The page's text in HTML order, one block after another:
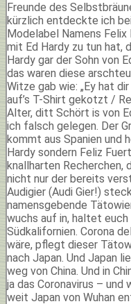
Freunde des
kürzlich entdeckte ich
Modelabel Namens Felix
mit Ed Hardy zu tun hat,
Hardy gar der Sohn von
das waren diese
Witze gab wie: „Ey hat
auf’s T-Shirt gekotzt /
Alter, ditt Schört is von
ich falsch gelegen. Der
kommt aus Spanien und
Hardy sondern Feliz
knallharten Recherchen,
nicht nur der bereits
Audigier (Audi Gier!)
namensgebende
wuchs auf in, haltet
Südkalifornien. Corona
wäre, pflegt dieser
nach Japan. Und Japan
weg von China. Und in
ja das Coronavirus –
weit Japan von Wuhan